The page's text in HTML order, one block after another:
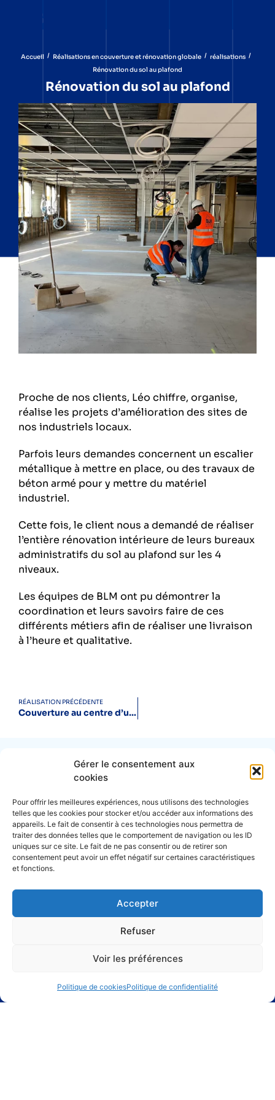
Gérer le consentement aux
cookies
Pour offrir les meilleures expériences, nous utilisons des technologies
telles que les cookies pour stocker et/ou accéder aux informations des
appareils. Le fait de consentir à ces technologies nous permettra de
traiter des données telles que le comportement de navigation ou les ID
uniques sur ce site. Le fait de ne pas consentir ou de retirer son
consentement peut avoir un effet négatif sur certaines caractéristiques
et fonctions.
Accepter
Refuser
Voir les préférences
Politique de cookiesPolitique de confidentialité
Accueil / Réalisations en couverture et rénovation globale / réalisations /
Rénovation du sol au plafond
Rénovation du sol au plafond
Proche de nos clients, Léo chiffre, organise,
réalise les projets d’amélioration des sites de
nos industriels locaux.
Parfois leurs demandes concernent un escalier
métallique à mettre en place, ou des travaux de
béton armé pour y mettre du matériel
industriel.
Cette fois, le client nous a demandé de réaliser
l’entière rénovation intérieure de leurs bureaux
administratifs du sol au plafond sur les 4
niveaux.
Les équipes de BLM ont pu démontrer la
coordination et leurs savoirs faire de ces
différents métiers afin de réaliser une livraison
à l’heure et qualitative.
RÉALISATION PRÉCÉDENTE
Couverture au centre d’une ville historique
PARTAGEZ CETTE PAGE
11 Rue de la Divette, 60310 Dives
blm@blm-construction.fr
Suivez-nous sur Linkedin !